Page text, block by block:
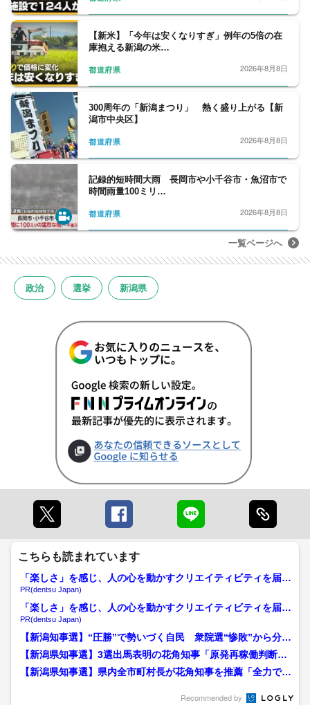
【新米】「今年は安くなりすぎ」例年の5倍の在
庫抱える新潟の米…
都道府県 2026年8月8日
300周年の「新潟まつり」 熱く盛り上がる【新
潟市中央区】
都道府県 2026年8月8日
記録的短時間大雨 長岡市や小千谷市・魚沼市で
時間雨量100ミリ…
都道府県 2026年8月8日
一覧ページへ
政治 選挙 新潟県
こちらも読まれています
「楽しさ」を感じ、人の心を動かすクリエイティビティを届け
る
PR(dentsu Japan)
「楽しさ」を感じ、人の心を動かすクリエイティビティを届け
る
PR(dentsu Japan)
【新潟知事選】“圧勝”で勢いづく自民 衆院選“惨敗”から分裂
続く野党「これほど先...
【新潟県知事選】3選出馬表明の花角知事「原発再稼働判断も
問われる」 米山隆一氏は...
【新潟県知事選】県内全市町村長が花角知事を推薦「全力で応
Recommended by